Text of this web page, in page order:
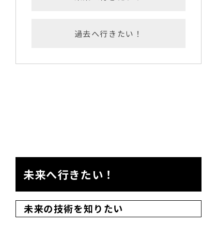
過去へ行きたい！
未来へ行きたい！
未来の技術を知りたい